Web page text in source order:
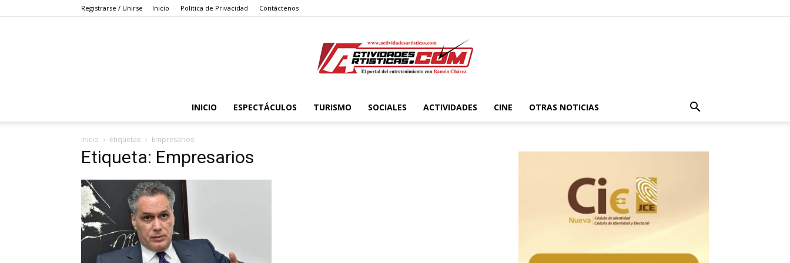
Registrarse / Unirse Inicio Política de Privacidad Contáctenos
Actividadesartisticas.com
INICIO ESPECTÁCULOS TURISMO SOCIALES ACTIVIDADES CINE OTRAS NOTICIAS
Inicio Etiquetas Empresarios
Etiqueta: Empresarios